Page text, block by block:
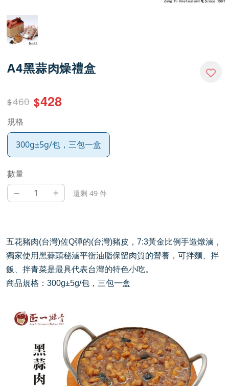
A4黑蒜肉燥禮盒
$460 $428
規格
300g±5g/包，三包一盒
數量
– + 還剩 49 件
五花豬肉(台灣)佐Q彈的(台灣)豬皮， 7:3黃金比例手造燉滷，
獨家使用黑蒜頭秘滷平衡油脂保留肉質的營養，可拌麵、拌
飯、拌青菜是最具代表台灣的特色小吃。
商品規格： 300g±5g/包，三包一盒